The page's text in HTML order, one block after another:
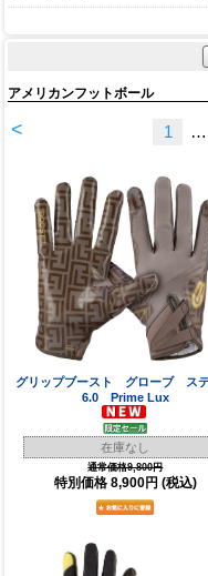
アメリカンフットボール
< 1 …
グリップブースト グローブ ス
6.0 Prime Lux
在庫なし
通常価格9,800円
特別価格 8,900円 (税込)